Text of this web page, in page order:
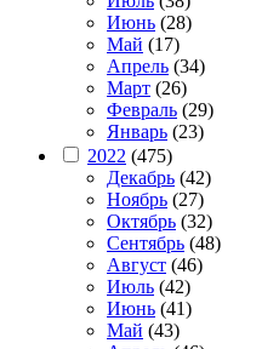
Июнь (28)
Май (17)
Апрель (34)
Март (26)
Февраль (29)
Январь (23)
2022 (475)
Декабрь (42)
Ноябрь (27)
Октябрь (32)
Сентябрь (48)
Август (46)
Июль (42)
Июнь (41)
Май (43)